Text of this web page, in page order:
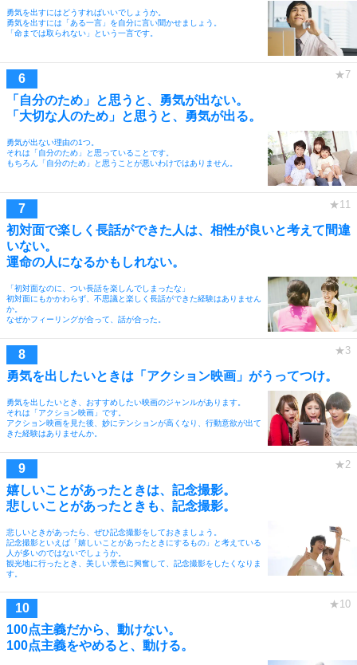
勇気を出すにはどうすればいいでしょうか。
勇気を出すには「ある一言」を自分に言い聞かせましょう。
「命までは取られない」という一言です。
「自分のため」と思うと、勇気が出ない。
「大切な人のため」と思うと、勇気が出る。
勇気が出ない理由の1つ。
それは「自分のため」と思っていることです。
もちろん「自分のため」と思うことが悪いわけではありません。
初対面で楽しく長話ができた人は、相性が良いと考えて間違
いない。
運命の人になるかもしれない。
「初対面なのに、つい長話を楽しんでしまったな」
初対面にもかかわらず、不思議と楽しく長話ができた経験はありません
か。
なぜかフィーリングが合って、話が合った。
勇気を出したいときは「アクション映画」がうってつけ。
勇気を出したいとき、おすすめしたい映画のジャンルがあります。
それは「アクション映画」です。
アクション映画を見た後、妙にテンションが高くなり、行動意欲が出て
きた経験はありませんか。
嬉しいことがあったときは、記念撮影。
悲しいことがあったときも、記念撮影。
悲しいときがあったら、ぜひ記念撮影をしておきましょう。
記念撮影といえば「嬉しいことがあったときにするもの」と考えている
人が多いのではないでしょうか。
観光地に行ったとき、美しい景色に興奮して、記念撮影をしたくなりま
す。
100点主義だから、動けない。
100点主義をやめると、動ける。